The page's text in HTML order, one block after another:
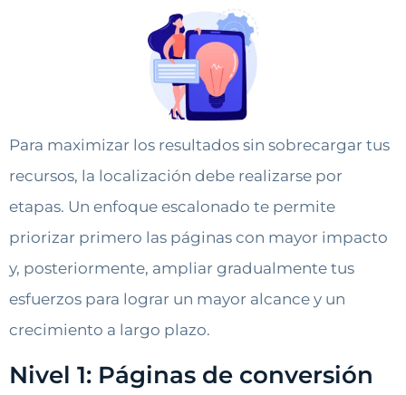
Para maximizar los resultados sin sobrecargar tus
recursos, la localización debe realizarse por
etapas. Un enfoque escalonado te permite
priorizar primero las páginas con mayor impacto
y, posteriormente, ampliar gradualmente tus
esfuerzos para lograr un mayor alcance y un
crecimiento a largo plazo.
Nivel 1: Páginas de conversión